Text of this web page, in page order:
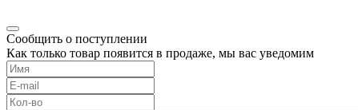
Сообщить о поступлении
Как только товар появится в продаже, мы вас уведомим